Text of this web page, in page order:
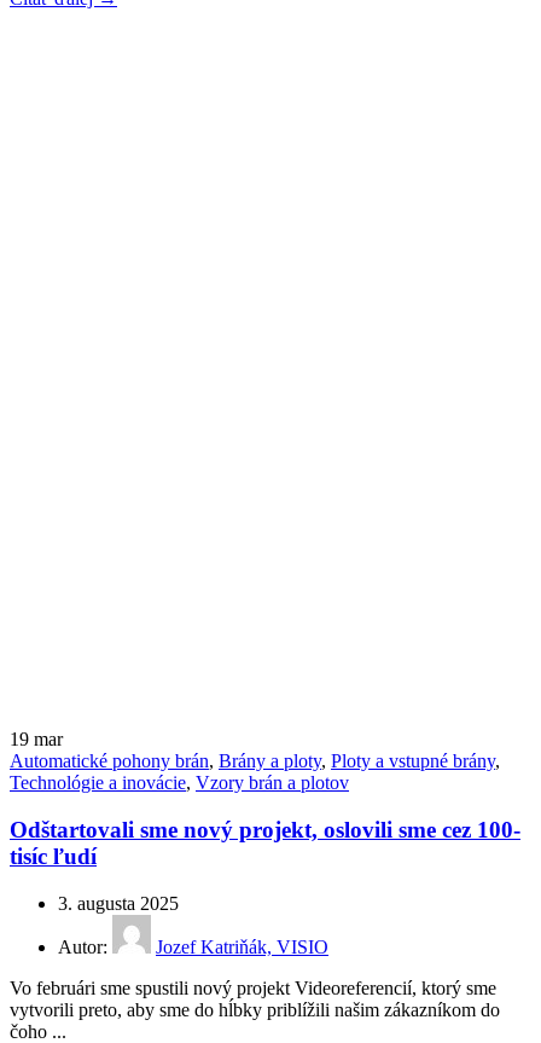
19 mar
Automatické pohony brán, Brány a ploty, Ploty a vstupné brány,
Technológie a inovácie, Vzory brán a plotov
Odštartovali sme nový projekt, oslovili sme cez 100-
tisíc ľudí
3. augusta 2025
Autor:
Jozef Katriňák, VISIO
Vo februári sme spustili nový projekt Videoreferencií, ktorý sme
vytvorili preto, aby sme do hĺbky priblížili našim zákazníkom do
čoho ...